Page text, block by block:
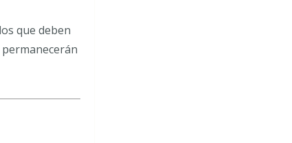
que deben